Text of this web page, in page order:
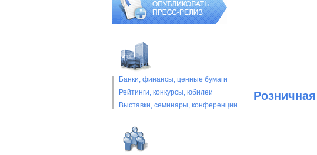
Банки, финансы, ценные бумаги
Рейтинги, конкурсы, юбилеи
Выставки, cеминары, конференции